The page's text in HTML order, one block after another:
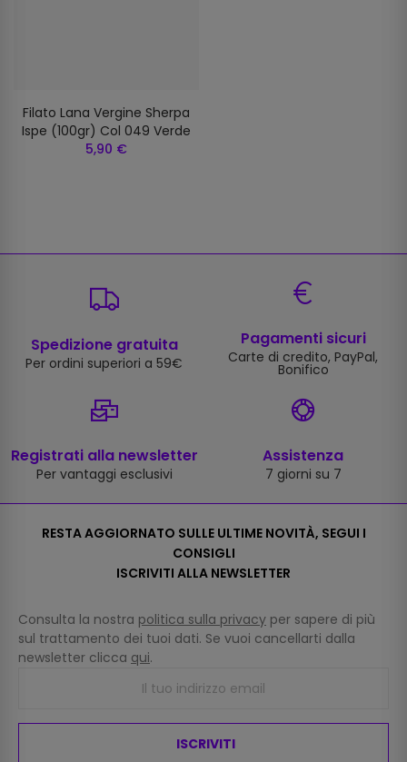
Filato Lana Vergine Sherpa
Ispe (100gr) Col 049 Verde
5,90 €
Spedizione gratuita
Per ordini superiori a 59€
Pagamenti sicuri
Carte di credito, PayPal,
Bonifico
Registrati alla newsletter
Per vantaggi esclusivi
Assistenza
7 giorni su 7
RESTA AGGIORNATO SULLE ULTIME NOVITÀ, SEGUI I
CONSIGLI
ISCRIVITI ALLA NEWSLETTER
Consulta la nostra politica sulla privacy per sapere di più
sul trattamento dei tuoi dati. Se vuoi cancellarti dalla
newsletter clicca qui.
ISCRIVITI